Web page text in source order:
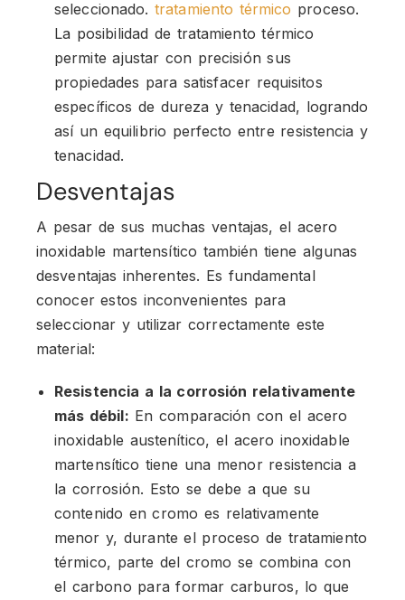
seleccionado. tratamiento térmico proceso.
La posibilidad de tratamiento térmico
permite ajustar con precisión sus
propiedades para satisfacer requisitos
específicos de dureza y tenacidad, logrando
así un equilibrio perfecto entre resistencia y
tenacidad.
Desventajas
A pesar de sus muchas ventajas, el acero
inoxidable martensítico también tiene algunas
desventajas inherentes. Es fundamental
conocer estos inconvenientes para
seleccionar y utilizar correctamente este
material:
Resistencia a la corrosión relativamente
más débil: En comparación con el acero
inoxidable austenítico, el acero inoxidable
martensítico tiene una menor resistencia a
la corrosión. Esto se debe a que su
contenido en cromo es relativamente
menor y, durante el proceso de tratamiento
térmico, parte del cromo se combina con
el carbono para formar carburos, lo que